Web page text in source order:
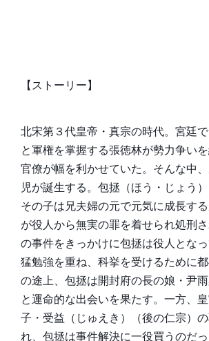
【ストーリー】
北宋第３代皇帝・真宗の時代。宮廷
と軍権を掌握する張徳林が勢力争い
官僚が幅を利かせていた。そんな中
児が誕生する。包拯（ほう・じょう
その子は兄夫婦の元で元気に成長す
が役人から無実の罪を着せられ処刑
の事件をきっかけに包拯は役人とな
猛勉強を重ね、科挙を受けるために
の途上、包拯は開封府の長の娘・尹雨
と運命的な出会いを果たす。一方、
子・受益（じゅえき）（後の仁宗）
れ、包拯は事件解決に一役買うのだ